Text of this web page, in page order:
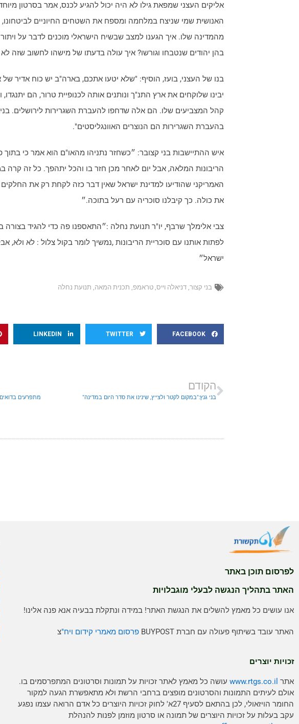
אליקים העצני שמפאת גילו לא היה יכול להגיע לכנס, אמר בסרטון
האנושית שמי שניצח במלחמה ומספח את השטחים החיוניים
מהמדינה שלו. איך הגענו למצב שבשיח הישראלי מוכנים לדבר על
בהן יהודים שנטבחו וגורשו? איך עולה בדעתו של מישהו לחשוב שזה
בנו של העצני, בועז, הוסיף: "שלא יטעו אתכם, בארה"ב יש כוח אדיר של
יבינו שלוקחים את ארץ התנ"ך ונותנים אותה לכנופיית טרור, הם
קהל המצביעים שלו. הם אלה שדחפו להעברת השגרירות לירושלים.
בהעברת השגרירות הם הנוצרים האוונגליסטים".
איש ההתיישבות בני קצובר: ״כשחזר נתניהו מהאו"ם הוא אמר כי בתוך
הריבונות המלאה, אבל יום לאחר מכן חזר בו והכל יתהפך. כל זה קרה
האמריקני שהודיעו למדינת ישראל שאין דבר כזה לקחת רק את
את כולה. כך קיבלנו סוכריה עם רעל בתוכה.״
צבי אלימלך שרבף, יו"ר תנועת נחלה :״התאספנו פה כדי להגיד בצורה
לפתות אותנו עם סוכריית הריבונות ,נמשיך לומר בקול צלול : לא ולא,
ישראל״
בני קצור, דניאלה וייס, טראמפ, תכנית המאה, תנועת נחלה
FACEBOOK
TWITTER
LINKEDIN
הקודם
בני גנץ:"במקום לקטר ולצייץ, שינינו את סדר היום במדינה" מתפרעים
לפרסום תוכן באתר
האתר בתהליך הנגשה לבעלי מוגבלויות
אנו עושים כל מאמץ להשלים את הנגשת האתר! במידה ונתקלת בבעיה אנא פנה אלינו!
האתר עובד בשיתוף פעולה עם חברת BUYPOST פרסום מאמרי קידום ויח"צ
זכויות יוצרים
אתר www.rtgs.co.il עושה כל מאמץ לאתר זכויות על תמונות וסרטונים המתפרסמים בו.
אולם לעיתים התמונות והסרטונים מופצים ברחבי הרשת ולא מתאפשרת הגעה למקור
החומר הויזאולי, לכן בהתאם לסעיף 27א' לחוק זכויות היוצרים כל אדם הרואה עצמו נפגע
עקב בעלות על זכויות היוצרים של תמונה או סרטון מוזמן לפנות להנהלת